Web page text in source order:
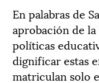
En palabras de
aprobación de
políticas
dignificar estas
matriculan solo